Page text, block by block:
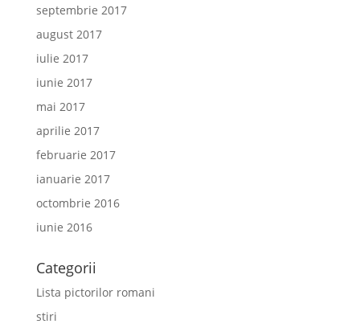
septembrie 2017
august 2017
iulie 2017
iunie 2017
mai 2017
aprilie 2017
februarie 2017
ianuarie 2017
octombrie 2016
iunie 2016
Categorii
Lista pictorilor romani
stiri